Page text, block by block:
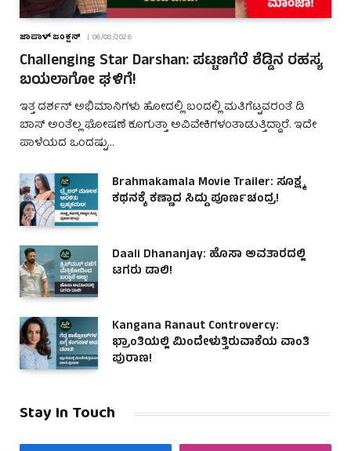
ಜಾಪಾಳ್ ಜಂಕ್ಷನ್ 06/08/2026
Challenging Star Darshan: ಪಟ್ಟಣಗೆರೆ ಶೆಡ್ಡಿನ ರಹಸ್ಯ
ಬಯಲಾಗೋ ಘಳಿಗೆ!
ಇತ್ತ ದರ್ಶನ್ ಅಭಿಮಾನಿಗಳು ಹೋದಲ್ಲಿ ಬಂದಲ್ಲಿ ಮತಿಗೆಟ್ಟವರಂತೆ ಡಿ
ಬಾಸ್ ಅಂತೆಲ್ಲ ಘೋಷಣೆ ಕೂಗುತ್ತಾ ಅವಿವೇಕಿಗಳಂತಾಡುತ್ತಿದ್ದಾರೆ. ಇದೇ
ಪಾಳೆಯದ ಒಂದಷ್ಟು…
Brahmakamala Movie Trailer: ಸೂಕ್ಷ್ಮ
ಕಥನಕ್ಕೆ ಕಣ್ಣಾದ ಸಿದ್ದು ಪೂರ್ಣಚಂದ್ರ!
Daali Dhananjay: ಹೊಸಾ ಅವತಾರದಲ್ಲಿ
ಟಗರು ಡಾಲಿ!
Kangana Ranaut Controvercy:
ಭ್ರಾಂತಿಯಲ್ಲಿ ಮಿಂದೇಳುತ್ತಿರುವಾಕೆಯ ವಾಂತಿ
ಪುರಾಣ!
Stay In Touch